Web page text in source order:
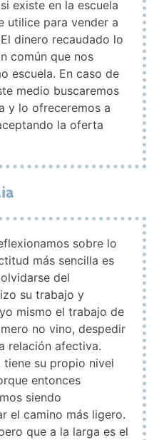
existe en la escuela
utilice para vender a
dinero recaudado lo
común que nos
escuela. En caso de
medio buscaremos
y lo ofreceremos a
la oferta
sobre lo
más sencilla es
del
su trabajo y
mismo el trabajo de
no vino, despedir
relación afectiva.
su propio nivel
entonces
siendo
el camino más ligero.
que a la larga es el